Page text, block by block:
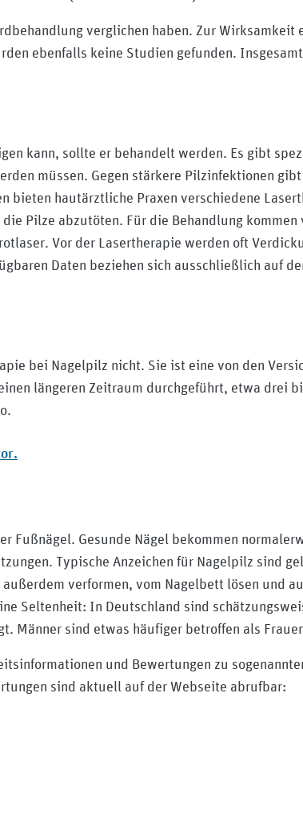
verglichen haben. Zur Wirksamkeit
ebenfalls keine Studien gefunden.
kann, sollte er behandelt werden. Es gibt
müssen. Gegen stärkere Pilzinfektionen
bieten hautärztliche Praxen verschiedene
Pilze abzutöten. Für die Behandlung kommen
Vor der Lasertherapie werden oft
Daten beziehen sich ausschließlich auf
bei Nagelpilz nicht. Sie ist eine von den
längeren Zeitraum durchgeführt, etwa drei
Gesunde Nägel bekommen
Typische Anzeichen für Nagelpilz sind
verformen, vom Nagelbett lösen und
Seltenheit: In Deutschland sind
Männer sind etwas häufiger betroffen als
und Bewertungen zu
sind aktuell auf der Webseite abrufbar: